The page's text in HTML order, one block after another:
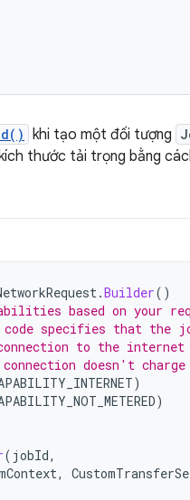
khi tạo một đối tượng
thước tải trọng bằng
.Builder()
based on your
specifies that the
to the
doesn't
)
)
( jobId,
,